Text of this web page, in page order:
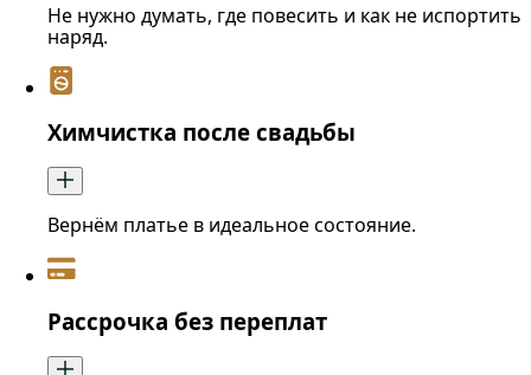
Не нужно думать, где повесить и как не испортить
наряд.
Химчистка после свадьбы
Вернём платье в идеальное состояние.
Рассрочка без переплат